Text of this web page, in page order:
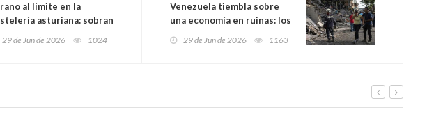
al límite en la
asturiana: sobran
faltan
29 de Jun de 2026 1024
Venezuela tiembla sobre
una economía en ruinas: los
terremotos pueden costar
29 de Jun de 2026 1163